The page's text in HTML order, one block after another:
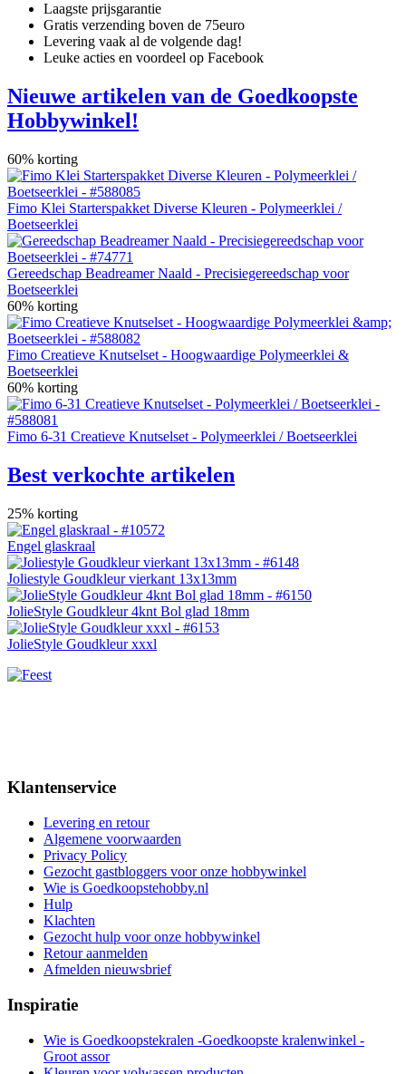
Laagste prijsgarantie
Gratis verzending boven de 75euro
Levering vaak al de volgende dag!
Leuke acties en voordeel op Facebook
Nieuwe artikelen van de Goedkoopste
Hobbywinkel!
60% korting
Fimo Klei Starterspakket Diverse Kleuren - Polymeerklei /
Boetseerklei
Gereedschap Beadreamer Naald - Precisiegereedschap voor
Boetseerklei
60% korting
Fimo Creatieve Knutselset - Hoogwaardige Polymeerklei &
Boetseerklei
60% korting
Fimo 6-31 Creatieve Knutselset - Polymeerklei / Boetseerklei
Best verkochte artikelen
25% korting
Engel glaskraal
Joliestyle Goudkleur vierkant 13x13mm
JolieStyle Goudkleur 4knt Bol glad 18mm
JolieStyle Goudkleur xxxl
Klantenservice
Levering en retour
Algemene voorwaarden
Privacy Policy
Gezocht gastbloggers voor onze hobbywinkel
Wie is Goedkoopstehobby.nl
Hulp
Klachten
Gezocht hulp voor onze hobbywinkel
Retour aanmelden
Afmelden nieuwsbrief
Inspiratie
Wie is Goedkoopstekralen -Goedkoopste kralenwinkel -
Groot assor